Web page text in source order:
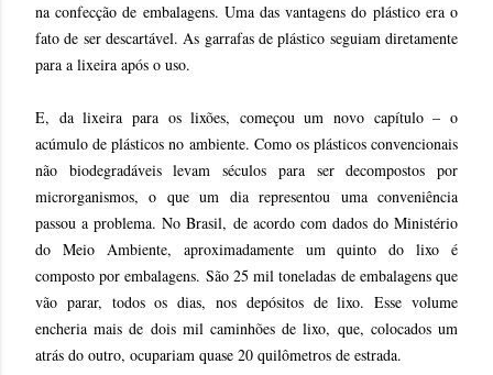
na confecção de embalagens. Uma das vantagens do plástico era o
fato de ser descartável. As garrafas de plástico seguiam diretamente
para a lixeira após o uso.
E, da lixeira para os lixões, começou um novo capítulo – o
acúmulo de plásticos no ambiente. Como os plásticos convencionais
não biodegradáveis levam séculos para ser decompostos por
microrganismos, o que um dia representou uma conveniência
passou a problema. No Brasil, de acordo com dados do Ministério
do Meio Ambiente, aproximadamente um quinto do lixo é
composto por embalagens. São 25 mil toneladas de embalagens que
vão parar, todos os dias, nos depósitos de lixo. Esse volume
encheria mais de dois mil caminhões de lixo, que, colocados um
atrás do outro, ocupariam quase 20 quilômetros de estrada.